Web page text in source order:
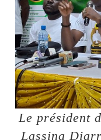
Le président
Lassina